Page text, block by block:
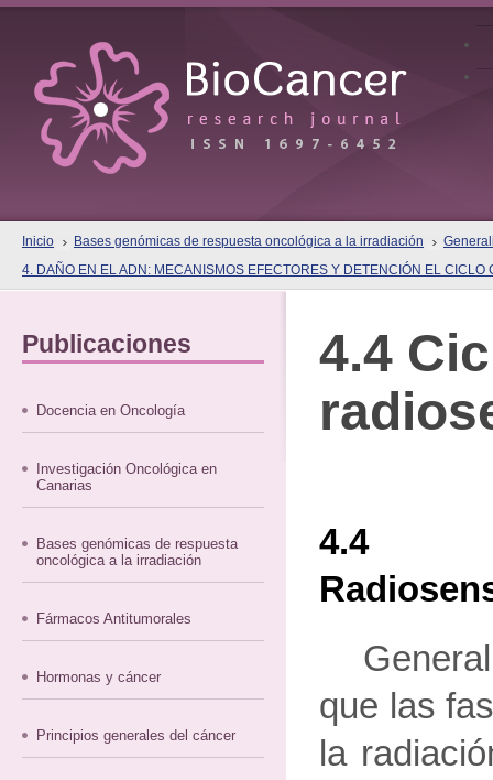
Inicio Bases genómicas de respuesta oncológica a la irradiación
4. DAÑO EN EL ADN: MECANISMOS EFECTORES Y DETENCIÓN EL CICLO
Publicaciones
Docencia en Oncología
Investigación Oncológica en
Canarias
Bases genómicas de respuesta
oncológica a la irradiación
Fármacos Antitumorales
Hormonas y cáncer
Principios generales del cáncer
4.4
4.4
que las
la